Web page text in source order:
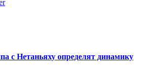
с Нетаньяху определят динамику